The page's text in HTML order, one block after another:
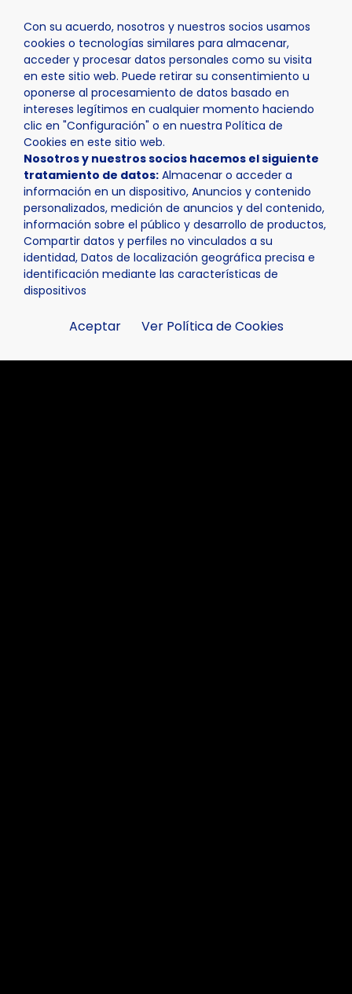
Con su acuerdo, nosotros y nuestros socios usamos
cookies o tecnologías similares para almacenar,
acceder y procesar datos personales como su visita
en este sitio web. Puede retirar su consentimiento u
oponerse al procesamiento de datos basado en
intereses legítimos en cualquier momento haciendo
clic en "Configuración" o en nuestra Política de
Cookies en este sitio web.
Nosotros y nuestros socios hacemos el siguiente
tratamiento de datos: Almacenar o acceder a
información en un dispositivo, Anuncios y contenido
personalizados, medición de anuncios y del contenido,
información sobre el público y desarrollo de productos,
Compartir datos y perfiles no vinculados a su
identidad, Datos de localización geográfica precisa e
identificación mediante las características de
dispositivos
Aceptar Ver Política de Cookies
Inicio Actualidad Noticias Noticia - La Nucía